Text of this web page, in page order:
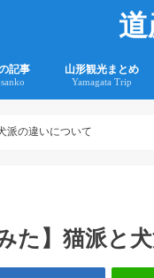
記事 山形観光まとめ
Yamagata Trip
派の違いについて
た】猫派と